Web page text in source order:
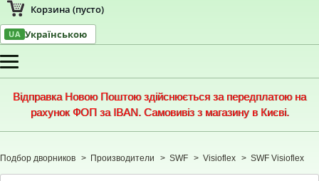
Корзина (пусто)
UA Українською
Меню
Відправка Новою Поштою здійснюється за передплатою на
рахунок ФОП за IBAN. Самовивіз з магазину в Києві.
Подбор дворников > Производители > SWF > Visioflex > SWF Visioflex